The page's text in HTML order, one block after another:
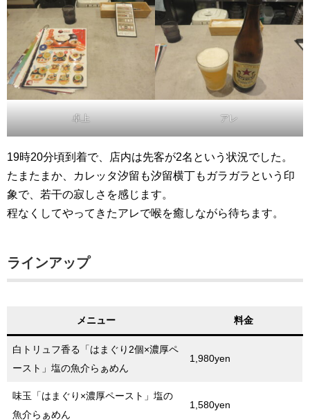
卓上 アレ
19時20分頃到着で、店内は先客が2名という状況でした。
たまたまか、カレッタ汐留も汐留横丁もガラガラという印
象で、若干の寂しさを感じます。
程なくしてやってきたアレで喉を癒しながら待ちます。
ラインアップ
メニュー 料金
白トリュフ香る「はまぐり2個×濃厚ペ
ースト」塩の魚介らぁめん
1,980yen
味玉「はまぐり×濃厚ペースト」塩の
魚介らぁめん
1,580yen